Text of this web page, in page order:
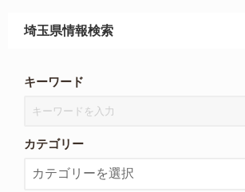
埼玉県情報検索
キーワード
カテゴリー